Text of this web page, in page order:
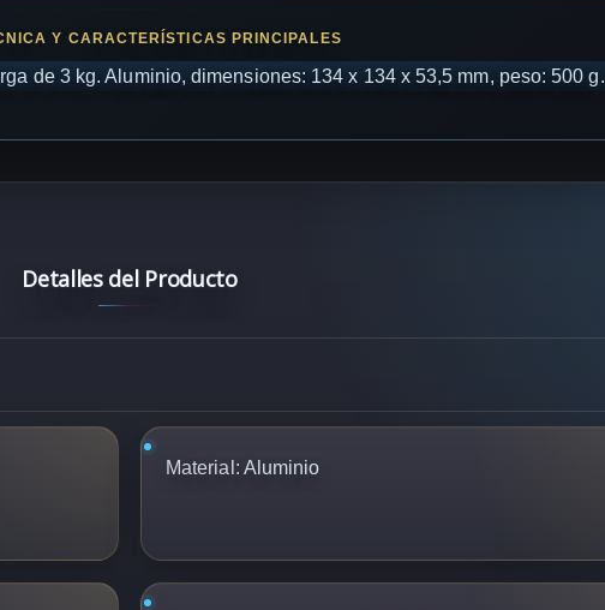
de 3 kg. Aluminio, dimensiones: 134 x 134 x 53,5 mm, peso: 500 g.
Detalles del Producto
Material: Aluminio